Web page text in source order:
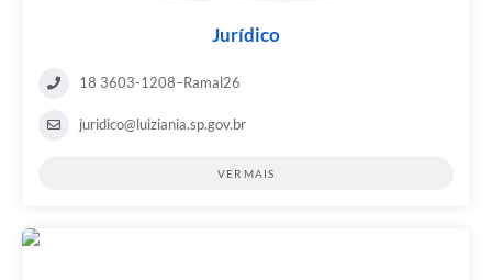
Jurídico
18 3603-1208–Ramal26
juridico@luiziania.sp.gov.br
VER MAIS